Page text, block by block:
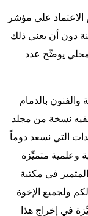
الاعتماد على مؤشر
دون أن يعني ذلك
محلي يوضِّح عدد
بالدمام
نسخة من مجلد
التي نسعد دوماً
وعلمية متميِّزة
في مكتبة
ولجميع الإخوة
في إخراج هذا